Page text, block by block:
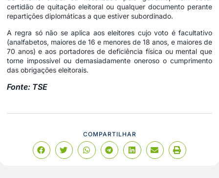
certidão de quitação eleitoral ou qualquer documento perante
repartições diplomáticas a que estiver subordinado.
A regra só não se aplica aos eleitores cujo voto é facultativo
(analfabetos, maiores de 16 e menores de 18 anos, e maiores de
70 anos) e aos portadores de deficiência física ou mental que
torne impossível ou demasiadamente oneroso o cumprimento
das obrigações eleitorais.
Fonte: TSE
COMPARTILHAR